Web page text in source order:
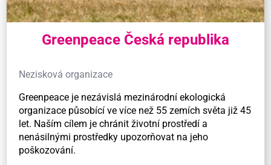
Greenpeace Česká republika
Nezisková organizace
Greenpeace je nezávislá mezinárodní ekologická
organizace působící ve více než 55 zemích světa již 45
let. Naším cílem je chránit životní prostředí a
nenásilnými prostředky upozorňovat na jeho
poškozování.